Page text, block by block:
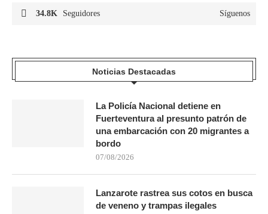
34.8K Seguidores Síguenos
Noticias Destacadas
La Policía Nacional detiene en
Fuerteventura al presunto patrón de
una embarcación con 20 migrantes a
bordo
07/08/2026
Lanzarote rastrea sus cotos en busca
de veneno y trampas ilegales